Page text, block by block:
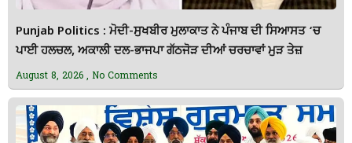
Punjab Politics : ਮੋਦੀ-ਸੁਖਬੀਰ ਮੁਲਾਕਾਤ ਨੇ ਪੰਜਾਬ ਦੀ ਸਿਆਸਤ ‘ਚ
ਪਾਈ ਹਲਚਲ, ਅਕਾਲੀ ਦਲ-ਭਾਜਪਾ ਗੱਠਜੋੜ ਦੀਆਂ ਚਰਚਾਵਾਂ ਮੁੜ ਤੇਜ਼
August 8, 2026 No Comments